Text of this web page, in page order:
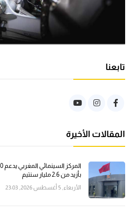
تابعنا
المقالات الأخيرة
بأزيد من 2.6 مليار سنتيم
الأربعاء, 5 أغسطس 2026, 23:03